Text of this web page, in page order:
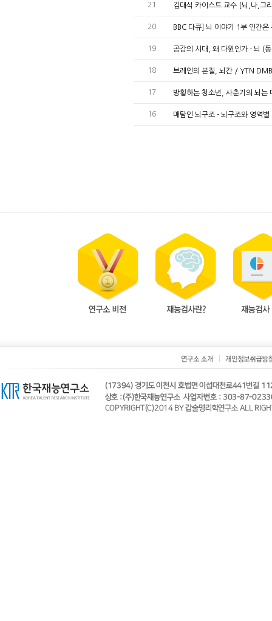
21 김대식 카이스트 교수 [뇌,나,그
20 BBC 다큐] 뇌 이야기 1부 인간
19 공감의 시대, 왜 다윈인가 - 뇌 (
18 브레인의 본질, 뇌간 / YTN
17 방황하는 청소년, 사춘기의 뇌
16 매탐인 뇌구조 - 뇌구조와 영역